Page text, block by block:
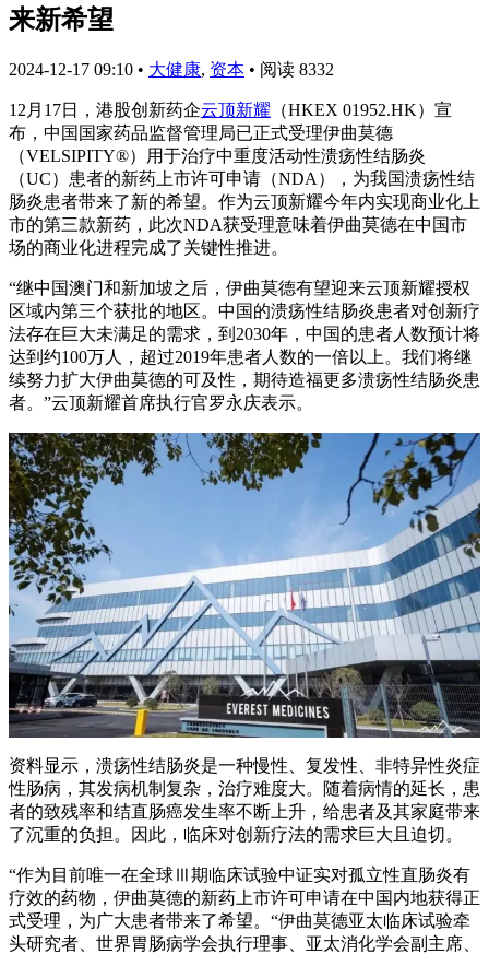
来新希望
2024-12-17 09:10 • 大健康, 资本 • 阅读 8332
12月17日，港股创新药企云顶新耀 （HKEX 01952.HK）宣
布，中国国家药品监督管理局已正式受理伊曲莫德
（VELSIPITY®）用于治疗中重度活动性溃疡性结肠炎
（UC）患者的新药上市许可申请（NDA），为我国溃疡性结
肠炎患者带来了新的希望。作为云顶新耀今年内实现商业化上
市的第三款新药，此次NDA获受理意味着伊曲莫德在中国市
场的商业化进程完成了关键性推进。
“继中国澳门和新加坡之后，伊曲莫德有望迎来云顶新耀授权
区域内第三个获批的地区。中国的溃疡性结肠炎患者对创新疗
法存在巨大未满足的需求，到2030年，中国的患者人数预计将
达到约100万人，超过2019年患者人数的一倍以上。我们将继
续努力扩大伊曲莫德的可及性，期待造福更多溃疡性结肠炎患
者。”云顶新耀首席执行官罗永庆表示。
资料显示，溃疡性结肠炎是一种慢性、复发性、非特异性炎症
性肠病，其发病机制复杂，治疗难度大。随着病情的延长，患
者的致残率和结直肠癌发生率不断上升，给患者及其家庭带来
了沉重的负担。因此，临床对创新疗法的需求巨大且迫切。
“作为目前唯一在全球Ⅲ期临床试验中证实对孤立性直肠炎有
疗效的药物，伊曲莫德的新药上市许可申请在中国内地获得正
式受理，为广大患者带来了希望。“伊曲莫德亚太临床试验牵
头研究者、世界胃肠病学会执行理事、亚太消化学会副主席、